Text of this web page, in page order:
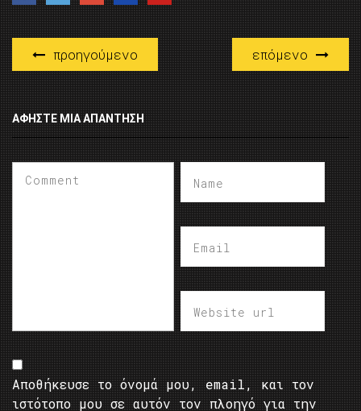
προηγούμενο επόμενο
ΑΦΉΣΤΕ ΜΙΑ ΑΠΆΝΤΗΣΗ
Αποθήκευσε το όνομά μου, email, και τον
ιστότοπο μου σε αυτόν τον πλοηγό για την